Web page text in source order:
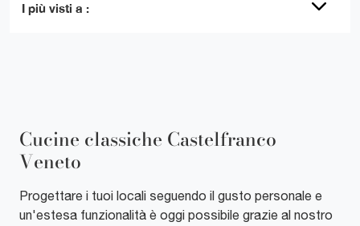
I più visti a :
Cucine classiche Castelfranco
Veneto
Progettare i tuoi locali seguendo il gusto personale e
un'estesa funzionalità è oggi possibile grazie al nostro